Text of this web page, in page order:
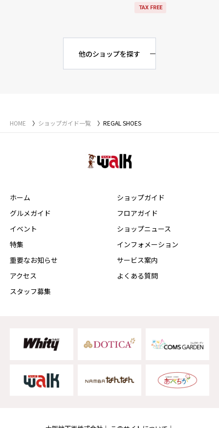
TAX FREE
他のショップを探す
HOME ショップガイド一覧 REGAL SHOES
ホーム
グルメガイド
イベント
特集
重要なお知らせ
アクセス
スタッフ募集
ショップガイド
フロアガイド
ショップニュース
インフォメーション
サービス案内
よくある質問